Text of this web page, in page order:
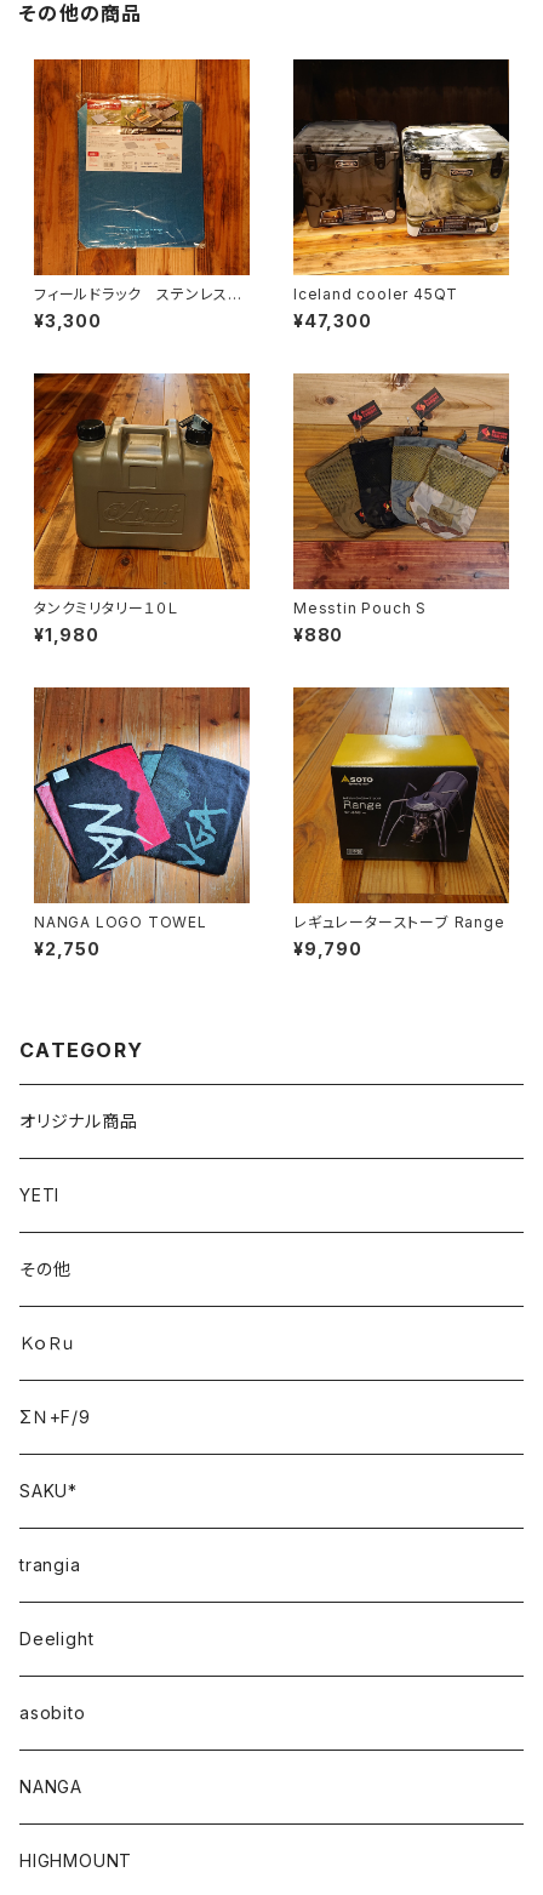
その他の商品
フィールドラック ステンレス天
板 ハーフ
¥3,300
Iceland cooler 45QT
¥47,300
タンクミリタリー１０Ｌ
¥1,980
Messtin Pouch S
¥880
NANGA LOGO TOWEL
¥2,750
レギュレーターストーブ Range
¥9,790
CATEGORY
オリジナル商品
YETI
その他
ＫｏＲｕ
ΣＮ+F/9
SAKU*
trangia
Deelight
asobito
NANGA
HIGHMOUNT